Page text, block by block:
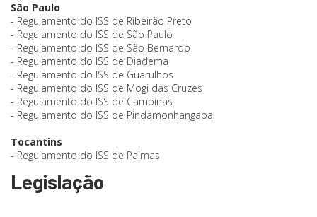
São Paulo
- Regulamento do ISS de Ribeirão Preto
- Regulamento do ISS de São Paulo
- Regulamento do ISS de São Bernardo
- Regulamento do ISS de Diadema
- Regulamento do ISS de Guarulhos
- Regulamento do ISS de Mogi das Cruzes
- Regulamento do ISS de Campinas
- Regulamento do ISS de Pindamonhangaba
Tocantins
- Regulamento do ISS de Palmas
Legislação